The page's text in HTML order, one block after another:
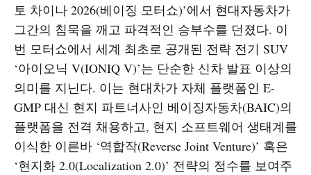
토 차이나 2026(베이징 모터쇼)’에서 현대자동차가
그간의 침묵을 깨고 파격적인 승부수를 던졌다. 이
번 모터쇼에서 세계 최초로 공개된 전략 전기 SUV
‘아이오닉 V(IONIQ V)’는 단순한 신차 발표 이상의
의미를 지닌다. 이는 현대차가 자체 플랫폼인 E-
GMP 대신 현지 파트너사인 베이징자동차(BAIC)의
플랫폼을 전격 채용하고, 현지 소프트웨어 생태계를
이식한 이른바 ‘역합작(Reverse Joint Venture)’ 혹은
‘현지화 2.0(Localization 2.0)’ 전략의 정수를 보여주